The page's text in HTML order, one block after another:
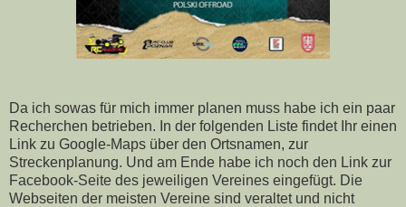
Da ich sowas für mich immer planen muss habe ich ein paar
Recherchen betrieben. In der folgenden Liste findet Ihr einen
Link zu Google-Maps über den Ortsnamen, zur
Streckenplanung. Und am Ende habe ich noch den Link zur
Facebook-Seite des jeweiligen Vereines eingefügt. Die
Webseiten der meisten Vereine sind veraltet und nicht